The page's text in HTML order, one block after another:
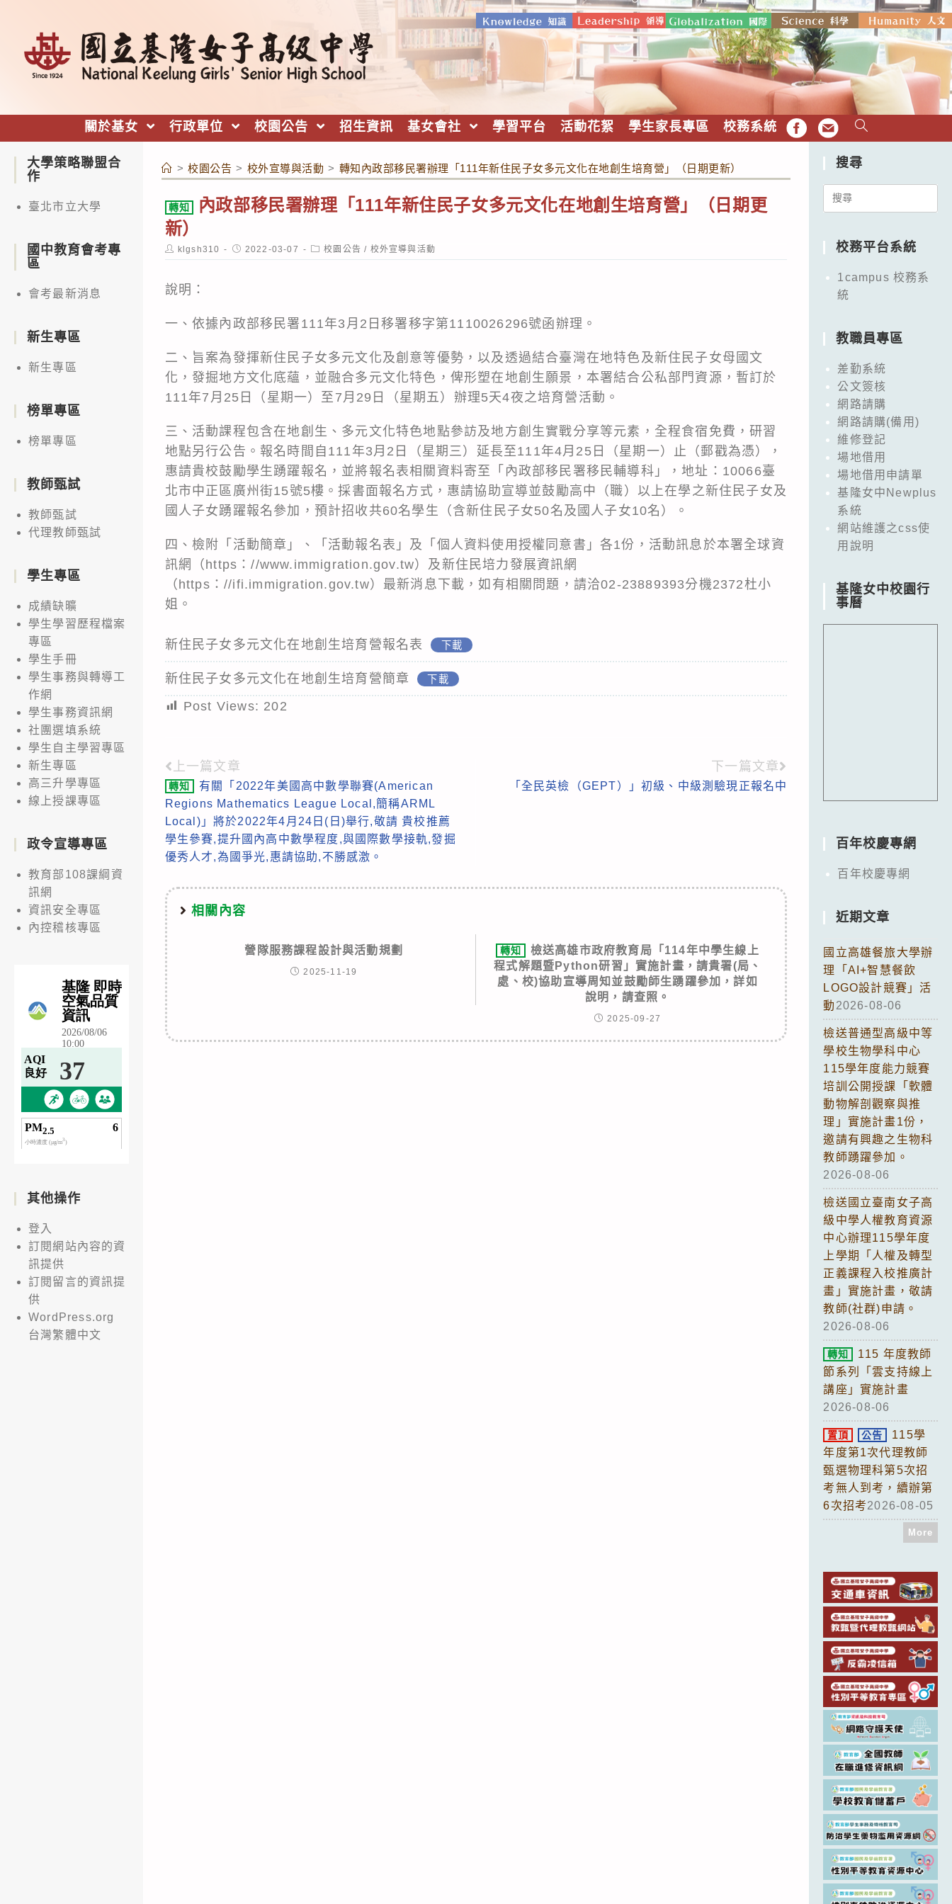
關於基女 行政單位 校園公告 招生資訊 基女會社 學習平台 活動花絮 學生家長專區 校務系統 FB EMAIL
> 校園公告 > 校外宣導與活動 > 轉知內政部移民署辦理「111年新住民子女多元文化在地創生培育營」（日期更新）
轉知
內政部移民署辦理「111年新住民子女多元文化在地創生培育營」（日期更
新）
Post
author:
klgsh310
Post
published:
2022-03-07
Post
category:
校園公告 / 校外宣導與活動
說明：
一、依據內政部移民署111年3月2日移署移字第1110026296號函辦理。
二、旨案為發揮新住民子女多元文化及創意等優勢，以及透過結合臺灣在地特色及新住民子女母國文
化，發掘地方文化底蘊，並融合多元文化特色，俾形塑在地創生願景，本署結合公私部門資源，暫訂於
111年7月25日（星期一）至7月29日（星期五）辦理5天4夜之培育營活動。
三、活動課程包含在地創生、多元文化特色地點參訪及地方創生實戰分享等元素，全程食宿免費，研習
地點另行公告。報名時間自111年3月2日（星期三）延長至111年4月25日（星期一）止（郵戳為憑），
惠請貴校鼓勵學生踴躍報名，並將報名表相關資料寄至「內政部移民署移民輔導科」，地址：10066臺
北市中正區廣州街15號5樓。採書面報名方式，惠請協助宣導並鼓勵高中（職）以上在學之新住民子女及
國人子女踴躍報名參加，預計招收共60名學生（含新住民子女50名及國人子女10名）。
四、檢附「活動簡章」、「活動報名表」及「個人資料使用授權同意書」各1份，活動訊息於本署全球資
訊網（https：//www.immigration.gov.tw）及新住民培力發展資訊網
（https：//ifi.immigration.gov.tw）最新消息下載，如有相關問題，請洽02-23889393分機2372杜小
姐。
新住民子女多元文化在地創生培育營報名表 下載
新住民子女多元文化在地創生培育營簡章 下載
Post Views: 202
Read
more
articles
上一篇文章
轉知
有關「2022年美國高中數學聯賽(American
Regions Mathematics League Local,簡稱ARML
Local)」將於2022年4月24日(日)舉行,敬請 貴校推薦
學生參賽,提升國內高中數學程度,與國際數學接軌,發掘
優秀人才,為國爭光,惠請協助,不勝感激。
下一篇文章
「全民英檢（GEPT）」初級、中級測驗現正報名中
相關內容
營隊服務課程設計與活動規劃
2025-11-19
轉知
檢送高雄市政府教育局「114年中學生線上
程式解題暨Python研習」實施計畫，請貴署(局、
處、校)協助宣導周知並鼓勵師生踴躍參加，詳如
說明，請查照。
2025-09-27
大學策略聯盟合
作
臺北市立大學
國中教育會考專
區
會考最新消息
新生專區
新生專區
榜單專區
榜單專區
教師甄試
教師甄試
代理教師甄試
學生專區
成績缺曠
學生學習歷程檔案
專區
學生手冊
學生事務與轉導工
作網
學生事務資訊網
社團選填系統
學生自主學習專區
新生專區
高三升學專區
線上授課專區
政令宣導專區
教育部108課綱資
訊網
資訊安全專區
內控稽核專區
其他操作
登入
訂閱網站內容的資
訊提供
訂閱留言的資訊提
供
WordPress.org
台灣繁體中文
搜尋
Search
校務平台系統
1campus 校務系
統
教職員專區
差勤系統
公文簽核
網路請購
網路請購(備用)
維修登記
場地借用
場地借用申請單
基隆女中Newplus
系統
網站維護之css使
用說明
基隆女中校園行
事曆
百年校慶專網
百年校慶專網
近期文章
國立高雄餐旅大學辦
理「AI+智慧餐飲
LOGO設計競賽」活
動 2026-08-06
檢送普通型高級中等
學校生物學科中心
115學年度能力競賽
培訓公開授課「軟體
動物解剖觀察與推
理」實施計畫1份，
邀請有興趣之生物科
教師踴躍參加。
2026-08-06
檢送國立臺南女子高
級中學人權教育資源
中心辦理115學年度
上學期「人權及轉型
正義課程入校推廣計
畫」實施計畫，敬請
教師(社群)申請。
2026-08-06
轉知
115 年度教師
節系列「雲支持線上
講座」實施計畫
2026-08-06
置頂 公告
115學
年度第1次代理教師
甄選物理科第5次招
考無人到考，續辦第
6次招考2026-08-05
More